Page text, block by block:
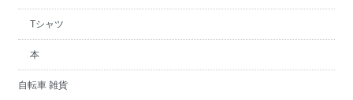
Tシャツ
本
自転車 雑貨